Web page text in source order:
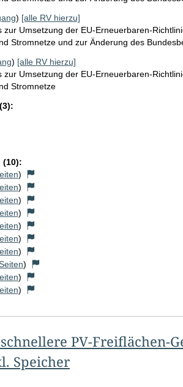
) [alle RV hierzu]
zur Umsetzung der EU-Erneuerbaren-
Stromnetze und zur Änderung des
) [alle RV hierzu]
zur Umsetzung der EU-Erneuerbaren-
Stromnetze
(10):
)
)
)
)
)
)
)
)
)
)
PV-Freiflächen-
Speicher